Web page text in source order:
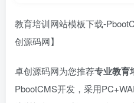
教育培训网站模板下载-
创源码网】
卓创源码网为您推荐专业教育
PbootCMS开发，采用